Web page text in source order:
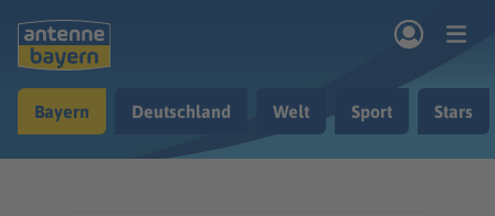
Musik & Radio
Bayern Deutschland Welt Sport Stars